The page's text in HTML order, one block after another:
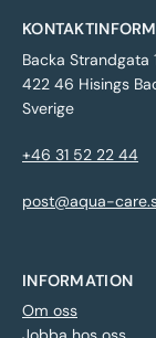
Backa Strandgata
422 46 Hisings
Sverige
+46 31 52 22 44
post@aqua-
INFORMATION
Om oss